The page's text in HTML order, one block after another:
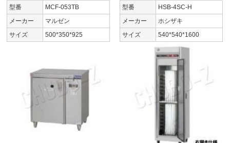
型番
MCF-053TB
メーカー
マルゼン
サイズ
500*350*925
型番
HSB-4SC-H
メーカー
ホシザキ
サイズ
540*540*1600